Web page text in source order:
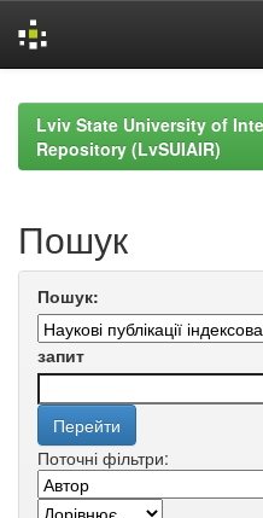
navigationLviv State University of
Repository (LvSUIAIR)
Пошук
Пошук:
запит
Поточні фільтри: